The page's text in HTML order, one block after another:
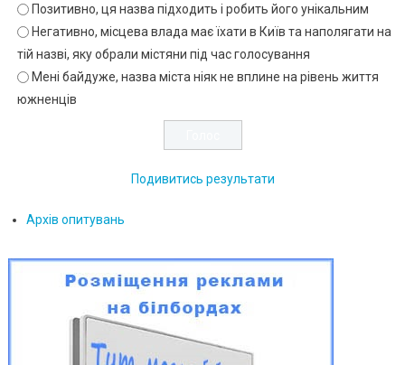
Позитивно, ця назва підходить і робить його унікальним
Негативно, місцева влада має їхати в Київ та наполягати на
тій назві, яку обрали містяни під час голосування
Мені байдуже, назва міста ніяк не вплине на рівень життя
южненців
Подивитись результати
Архів опитувань